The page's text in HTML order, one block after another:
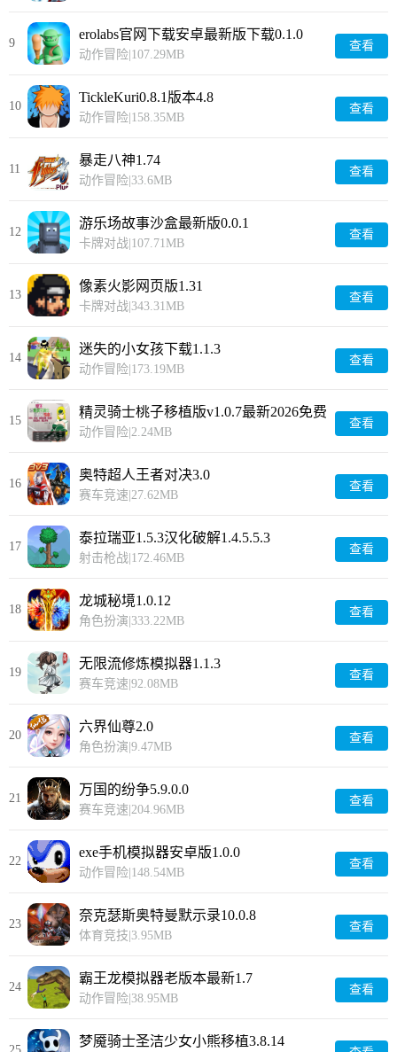
9
erolabs官网下载安卓最新版下载0.1.0
动作冒险 107.29MB
查看
10
TickleKuri0.8.1版本4.8
动作冒险 158.35MB
查看
11
暴走八神1.74
动作冒险 33.6MB
查看
12
游乐场故事沙盒最新版0.0.1
卡牌对战 107.71MB
查看
13
像素火影网页版1.31
卡牌对战 343.31MB
查看
14
迷失的小女孩下载1.1.3
动作冒险 173.19MB
查看
15
精灵骑士桃子移植版v1.0.7最新2026免费
版1.0
动作冒险 2.24MB
查看
16
奥特超人王者对决3.0
赛车竞速 27.62MB
查看
17
泰拉瑞亚1.5.3汉化破解1.4.5.5.3
射击枪战 172.46MB
查看
18
龙城秘境1.0.12
角色扮演 333.22MB
查看
19
无限流修炼模拟器1.1.3
赛车竞速 92.08MB
查看
20
六界仙尊2.0
角色扮演 9.47MB
查看
21
万国的纷争5.9.0.0
赛车竞速 204.96MB
查看
22
exe手机模拟器安卓版1.0.0
动作冒险 148.54MB
查看
23
奈克瑟斯奥特曼默示录10.0.8
体育竞技 3.95MB
查看
24
霸王龙模拟器老版本最新1.7
动作冒险 38.95MB
查看
梦魇骑士圣洁少女小熊移植3.8.14